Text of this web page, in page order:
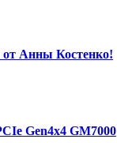
от Анны Костенко!
Gen4х4 GM7000